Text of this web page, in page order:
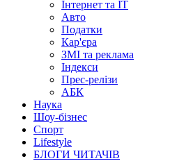
Інтернет та IT
Авто
Податки
Кар'єра
ЗМІ та реклама
Індекси
Прес-релізи
АБК
Наука
Шоу-бізнес
Спорт
Lifestyle
БЛОГИ ЧИТАЧІВ